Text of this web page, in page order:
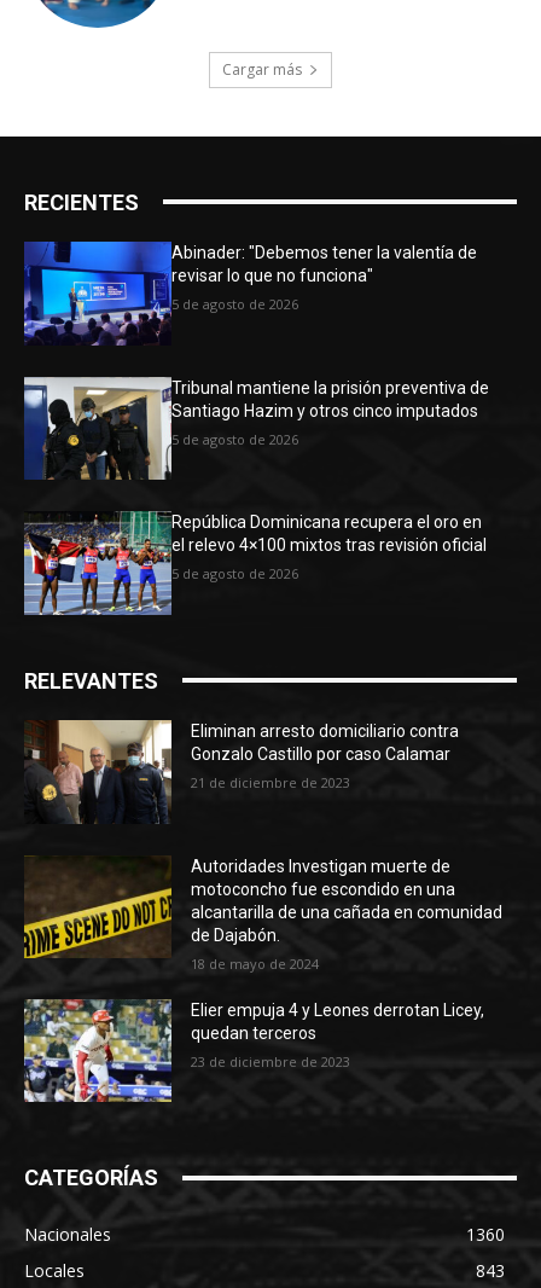
Cargar más
RECIENTES
Abinader: "Debemos tener la valentía de
revisar lo que no funciona"
5 de agosto de 2026
Tribunal mantiene la prisión preventiva de
Santiago Hazim y otros cinco imputados
5 de agosto de 2026
República Dominicana recupera el oro en
el relevo 4×100 mixtos tras revisión oficial
5 de agosto de 2026
RELEVANTES
Eliminan arresto domiciliario contra
Gonzalo Castillo por caso Calamar
21 de diciembre de 2023
Autoridades Investigan muerte de
motoconcho fue escondido en una
alcantarilla de una cañada en comunidad
de Dajabón.
18 de mayo de 2024
Elier empuja 4 y Leones derrotan Licey,
quedan terceros
23 de diciembre de 2023
CATEGORÍAS
Nacionales
1360
Locales
843